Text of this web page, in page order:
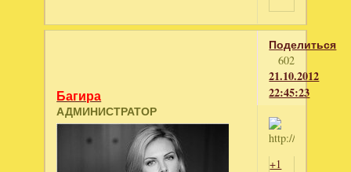
Поделиться
602
21.10.2012
22:45:23
Багира
АДМИНИСТРАТОР
+1